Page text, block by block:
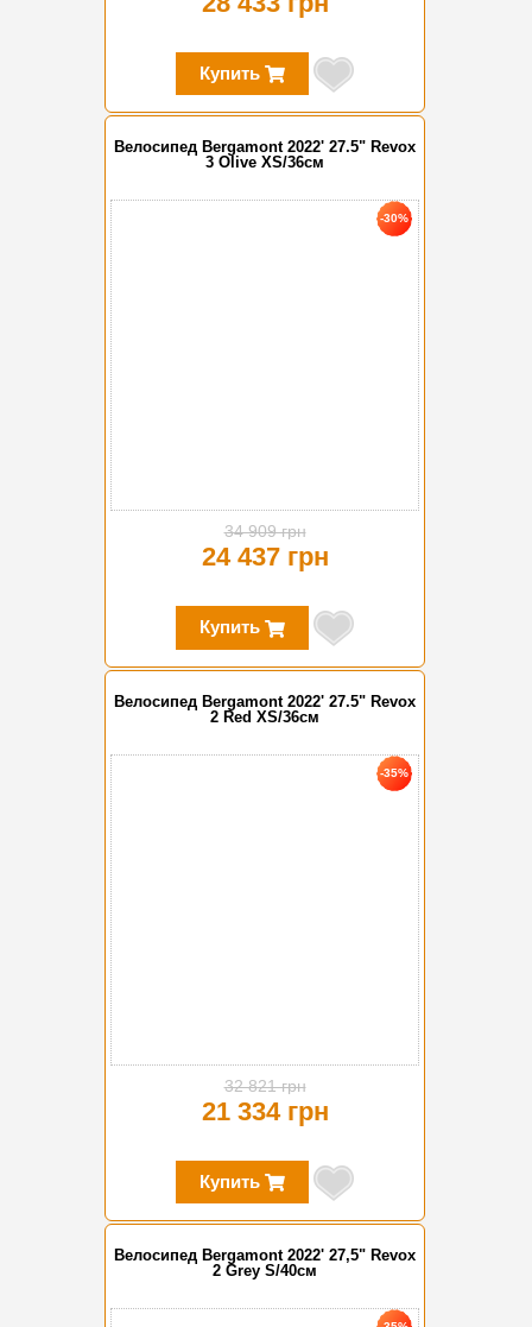
Купить
Велосипед Bergamont 2022' 27.5" Revox
3 Olive XS/36см
-30%
34 909 грн
24 437 грн
Купить
Велосипед Bergamont 2022' 27.5" Revox
2 Red XS/36см
-35%
32 821 грн
21 334 грн
Купить
Велосипед Bergamont 2022' 27,5" Revox
2 Grey S/40см